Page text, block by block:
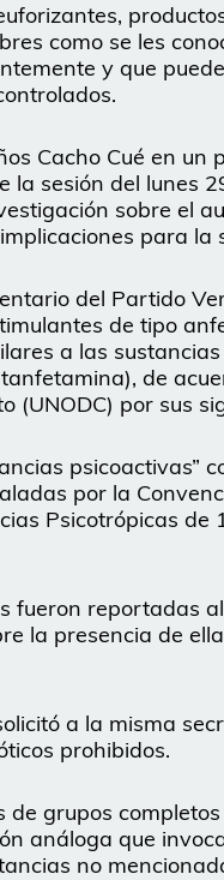
como se les
y que
Cacho Cué en un
sesión del lunes
sobre el
para la
del Partido
de tipo
a las
de
(UNODC) por sus
psicoactivas”
por la
Psicotrópicas
fueron reportadas
la presencia de
a la misma
prohibidos.
grupos
análoga que
no